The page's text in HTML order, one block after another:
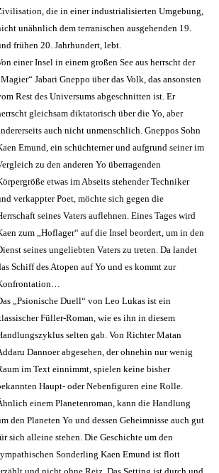
die in einer industrialisierten Umgebung,
unähnlich dem terranischen ausgehenden 19.
frühen 20. Jahrhundert, lebt.
einer Insel in einem großen See aus herrscht der
„Magier“ Jabari Gneppo über das Volk, das ansonsten
Rest des Universums abgeschnitten ist. Er
gleichsam diktatorisch über die Yo, aber
auch nicht unmenschlich. Gneppos Sohn
Emund, ein schüchterner und aufgrund seiner im
zu den anderen Yo überragenden
etwas im Abseits stehender Techniker
verkappter Poet, möchte sich gegen die
seines Vaters auflehnen. Eines Tages wird
zum „Hoflager“ auf die Insel beordert, um in den
seines ungeliebten Vaters zu treten. Da landet
Schiff des Atopen auf Yo und es kommt zur
„Psionische Duell“ von Leo Lukas ist ein
Füller-Roman, wie es ihn in diesem
selten gab. Von Richter Matan
Dannoer abgesehen, der ohnehin nur wenig
im Text einnimmt, spielen keine bisher
Haupt- oder Nebenfiguren eine Rolle.
einem Planetenroman, kann die Handlung
den Planeten Yo und dessen Geheimnisse auch gut
sich alleine stehen. Die Geschichte um den
Sonderling Kaen Emund ist flott